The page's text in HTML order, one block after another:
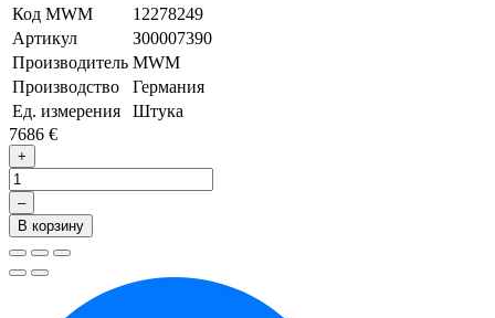
Код MWM
12278249
Артикул
З00007390
Производитель MWM
Производство
Германия
Ед. измерения
Штука
7686 €
+
–
В корзину